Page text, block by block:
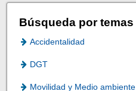
Búsqueda por temas
Accidentalidad
DGT
Movilidad y Medio ambiente